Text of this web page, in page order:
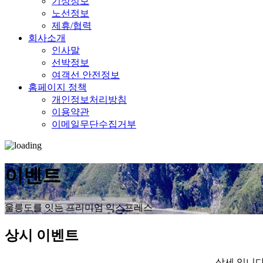
노선정보
제휴/협력
회사소개
인사말
선박정보
여객선 안전정보
홈페이지 정책
개인정보처리방침
이용약관
이메일무단수집거부
이벤트
울릉도를 잇는 프리미엄 익스프레스
상시 이벤트